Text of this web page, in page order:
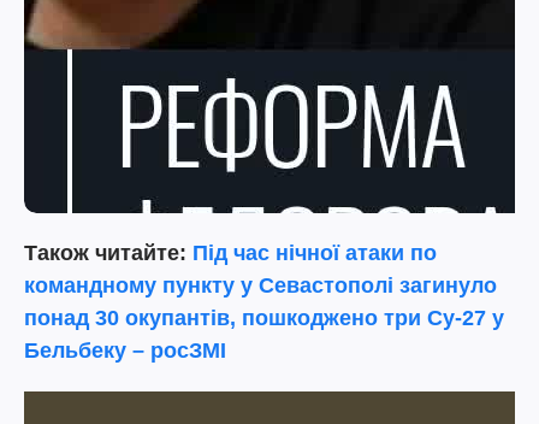
Також читайте: Під час нічної атаки по
командному пункту у Севастополі загинуло
понад 30 окупантів, пошкоджено три Су-27 у
Бельбеку – росЗМІ